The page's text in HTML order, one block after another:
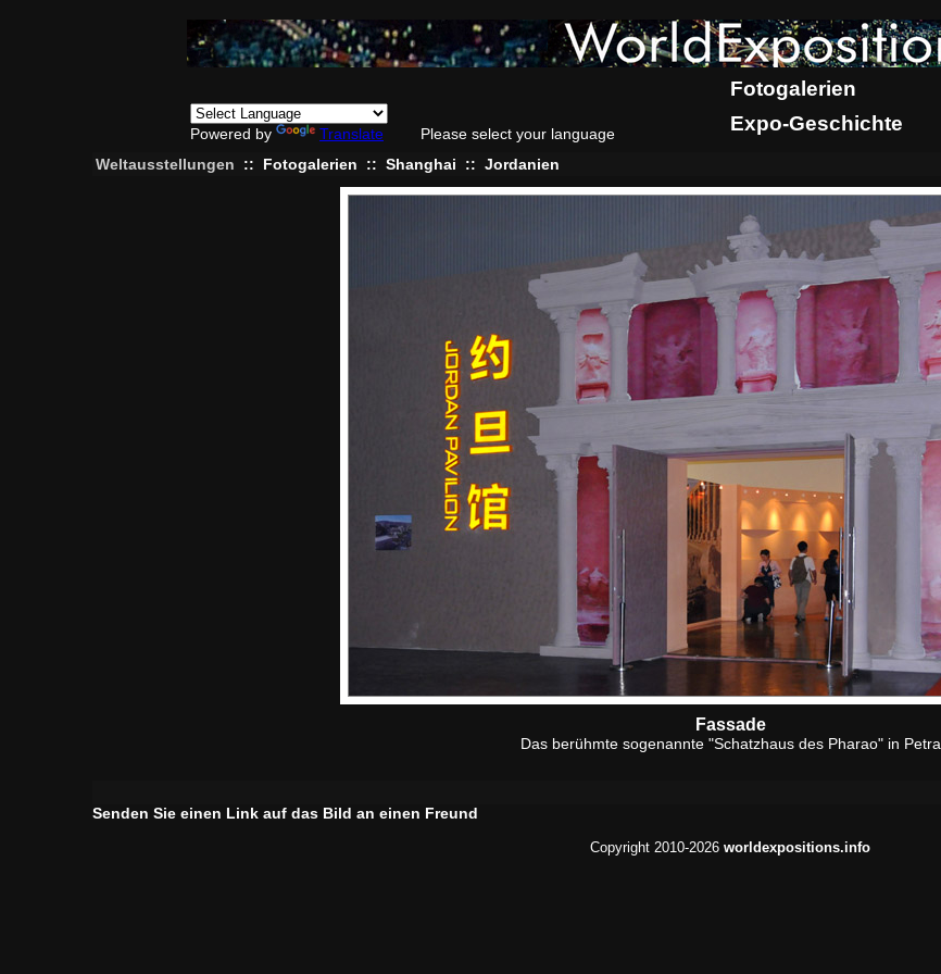
Powered by Translate Please select your language
Fotogalerien
Expo-Geschichte
Weltausstellungen :: Fotogalerien :: Shanghai :: Jordanien
Fassade
Das berühmte sogenannte "Schatzhaus des Pharao" in Petra
Senden Sie einen Link auf das Bild an einen Freund
Copyright 2010-2026 worldexpositions.info